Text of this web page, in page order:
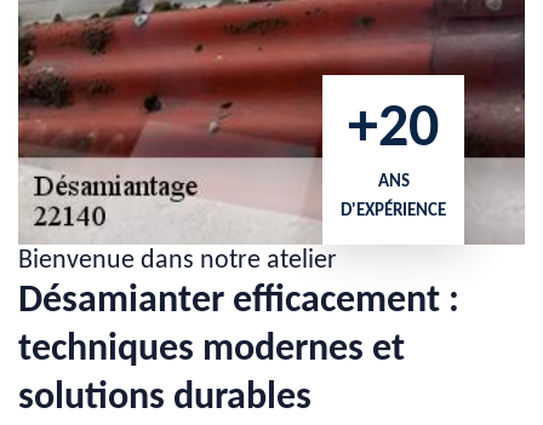
+20
ANS
D'EXPÉRIENCE
Bienvenue dans notre atelier
Désamianter efficacement :
techniques modernes et
solutions durables